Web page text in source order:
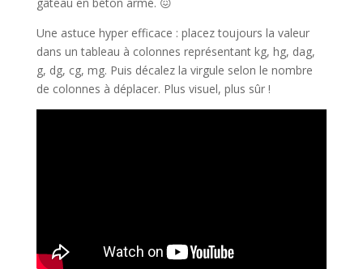
Une astuce hyper efficace : placez toujours la valeur
dans un tableau à colonnes représentant kg, hg, dag,
g, dg, cg, mg. Puis décalez la virgule selon le nombre
de colonnes à déplacer. Plus visuel, plus sûr !